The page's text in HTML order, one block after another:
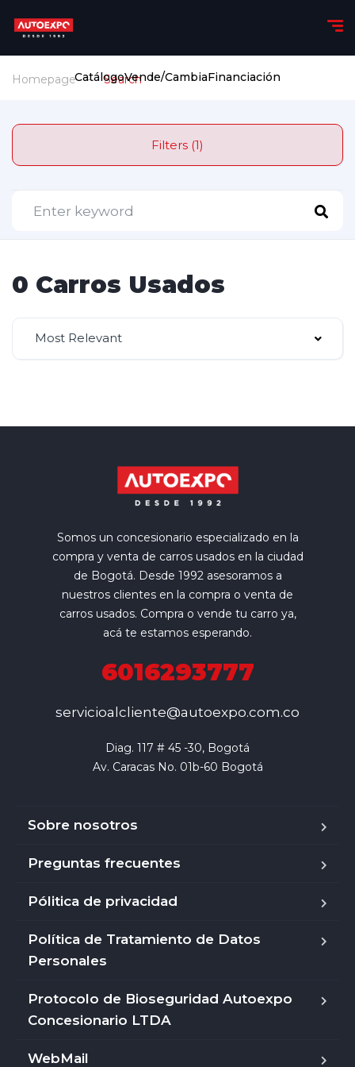
CatálogoVende/CambiaFinanciación
Homepage Search
Filters (1)
0 Carros Usados
Most Relevant
Somos un concesionario especializado en la
compra y venta de carros usados en la ciudad
de Bogotá. Desde 1992 asesoramos a
nuestros clientes en la compra o venta de
carros usados. Compra o vende tu carro ya,
acá te estamos esperando.
6016293777
servicioalcliente@autoexpo.com.co
Diag. 117 # 45 -30, Bogotá
Av. Caracas No. 01b-60 Bogotá
Sobre nosotros
Preguntas frecuentes
Pólitica de privacidad
Política de Tratamiento de Datos
Personales
Protocolo de Bioseguridad Autoexpo
Concesionario LTDA
WebMail